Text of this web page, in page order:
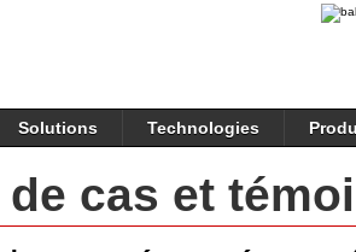
Solutions Technologies
cas et